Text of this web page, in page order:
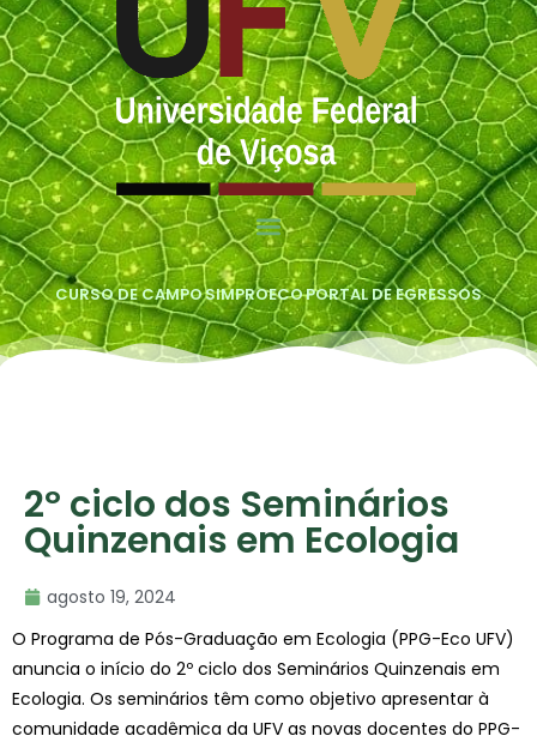
CURSO DE CAMPOSIMPROECOPORTAL DE EGRESSOS
2º ciclo dos Seminários
Quinzenais em Ecologia
agosto 19, 2024
O Programa de Pós-Graduação em Ecologia (PPG-Eco UFV)
anuncia o início do 2º ciclo dos Seminários Quinzenais em
Ecologia. Os seminários têm como objetivo apresentar à
comunidade acadêmica da UFV as novas docentes do PPG-